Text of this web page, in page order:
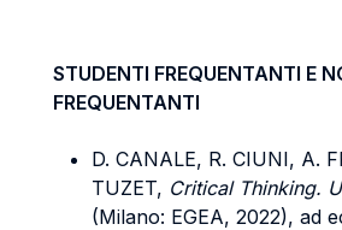
STUDENTI FREQUENTANTI E
FREQUENTANTI
D. CANALE, R. CIUNI, A.
TUZET, Critical Thinking.
(Milano: EGEA, 2022), ad